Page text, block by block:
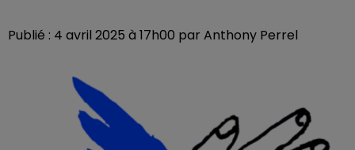
Publié : 4 avril 2025 à 17h00 par Anthony Perrel